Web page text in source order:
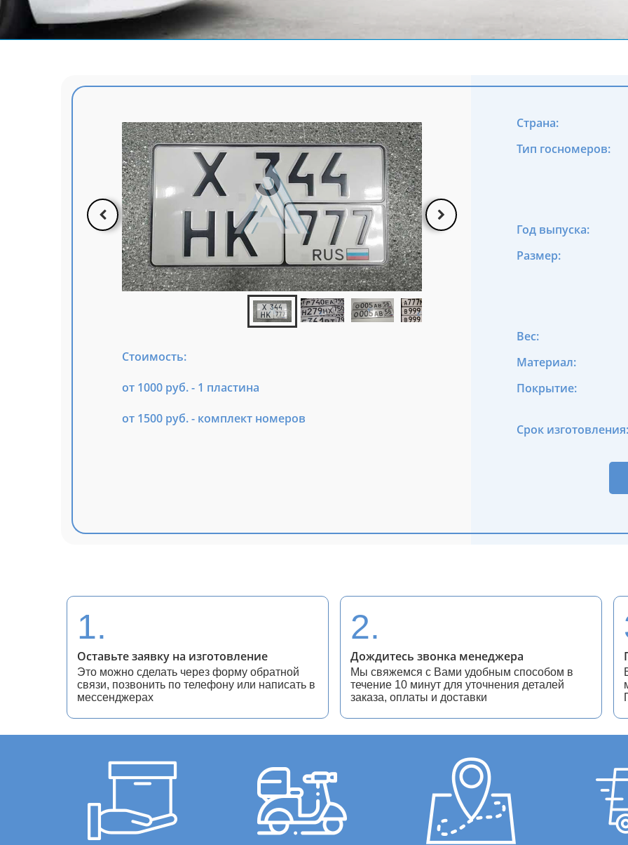
Стоимость:
от 1000 руб. - 1 пластина
от 1500 руб. - комплект номеров
Страна:
Тип госномеров:
Год выпуска:
Размер:
Вес:
Материал:
Покрытие:
Срок изготовления:
1.
Оставьте заявку на изготовление
Это можно сделать через форму обратной
связи, позвонить по телефону или написать в
мессенджерах
2.
Дождитесь звонка менеджера
Мы свяжемся с Вами удобным способом в
течение 10 минут для уточнения деталей
заказа, оплаты и доставки